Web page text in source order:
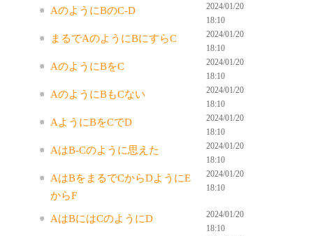
AのようにBのC-D
2024/01/20
18:10
まるでAのようにBにすらC
2024/01/20
18:10
AのようにBをC
2024/01/20
18:10
AのようにBもCない
2024/01/20
18:10
AようにBをCでD
2024/01/20
18:10
AはB-Cのように思えた
2024/01/20
18:10
AはBをまるでCからDようにE
からF
2024/01/20
18:10
AはBにはCのようにD
2024/01/20
18:10